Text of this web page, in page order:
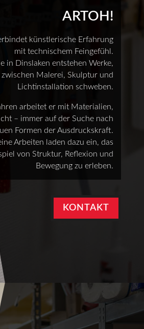
ARTOH!
künstlerische Erfahrung
mit technischem Feingefühl.
in Dinslaken entstehen Werke,
zwischen Malerei, Skulptur und
Lichtinstallation schweben.
arbeitet er mit Materialien,
– immer auf der Suche nach
Formen der Ausdruckskraft.
Arbeiten laden dazu ein, das
von Struktur, Reflexion und
Bewegung zu erleben.
KONTAKT